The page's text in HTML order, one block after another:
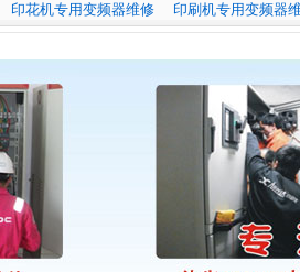
印花机专用变频器维修 印刷机专用变频器